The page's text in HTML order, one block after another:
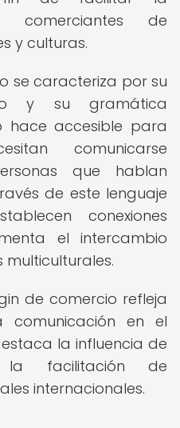
comerciantes de
y culturas.
se caracteriza por su
y su gramática
hace accesible para
comunicarse
que hablan
de este lenguaje
conexiones
el intercambio
de comercio refleja
en el
la influencia de
facilitación de
internacionales.